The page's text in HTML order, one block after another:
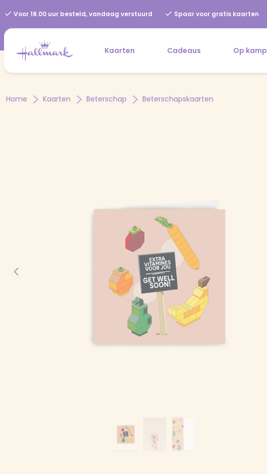
Voor 18.00 uur besteld, vandaag verstuurd Spaar voor gratis kaarten
Kaarten Cadeaus Op kamp
Home Kaarten Beterschap Beterschapskaarten